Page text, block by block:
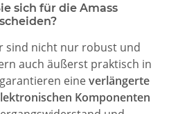
sich für die Amass
sind nicht nur robust und
auch äußerst praktisch in
eineverlängerte
Komponenten